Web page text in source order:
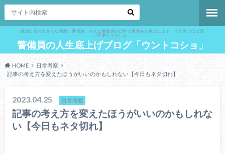
底辺と言われがちな職業、警備員。そんな警備員の日常と裏側をお教えします。でも言うほど悪
い仕事じゃないよ。
警備員の人生底上げブログ「ウントコショ」
HOME
日常考察
記事の考え方を変えたほうがいいのかもしれない【今日もネタ切れ】
2023.04.25 日常考察
記事の考え方を変えたほうがいいのかもしれな
い【今日もネタ切れ】